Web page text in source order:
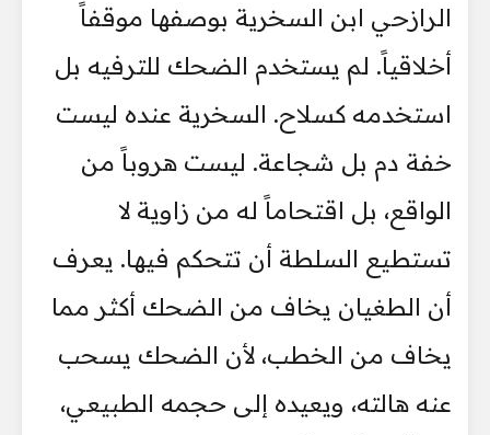
الرازحي ابن السخرية بوصفها موقفاً
أخلاقياً. لم يستخدم الضحك للترفيه بل
استخدمه كسلاح. السخرية عنده ليست
خفة دم بل شجاعة. ليست هروباً من
الواقع، بل اقتحاماً له من زاوية لا
تستطيع السلطة أن تتحكم فيها. يعرف
أن الطغيان يخاف من الضحك أكثر مما
يخاف من الخطب، لأن الضحك يسحب
عنه هالته، ويعيده إلى حجمه الطبيعي،